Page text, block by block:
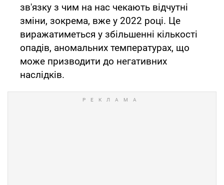
зв'язку з чим на нас чекають відчутні
зміни, зокрема, вже у 2022 році. Це
виражатиметься у збільшенні кількості
опадів, аномальних температурах, що
може призводити до негативних
наслідків.